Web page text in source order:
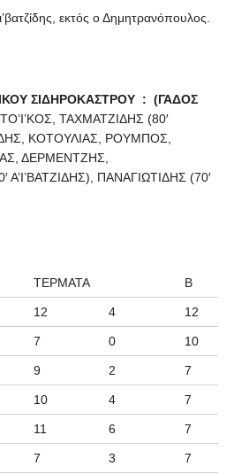
εκτός ο Δημητρανόπουλος.
ΣΙΔΗΡΟΚΑΣΤΡΟΥ : (ΓΑΔΟΣ
ΤΑΧΜΑΤΖΙΔΗΣ (80′
ΚΟΤΟΥΛΙΑΣ, ΡΟΥΜΠΟΣ,
ΔΕΡΜΕΝΤΖΗΣ,
ΠΑΝΑΓΙΩΤΙΔΗΣ (70′
ΤΕΡΜΑΤΑ Β
12 4 12
7 0 10
9 2 7
10 4 7
11 6 7
7 3 7